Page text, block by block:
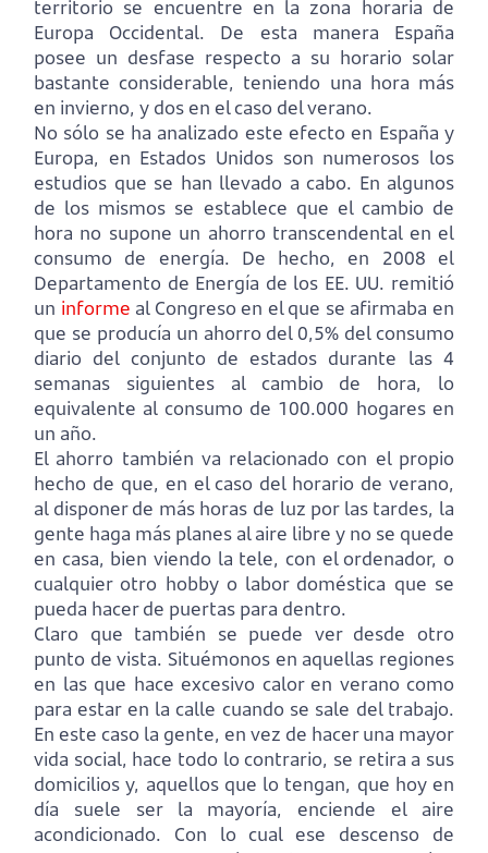
territorio se encuentre en la zona horaria de
Europa Occidental. De esta manera España
posee un desfase respecto a su horario solar
bastante considerable, teniendo una hora más
en invierno, y dos en el caso del verano.
No sólo se ha analizado este efecto en España y
Europa, en Estados Unidos son numerosos los
estudios que se han llevado a cabo. En algunos
de los mismos se establece que el cambio de
hora no supone un ahorro transcendental en el
consumo de energía. De hecho, en 2008 el
Departamento de Energía de los EE. UU. remitió
un informe al Congreso en el que se afirmaba en
que se producía un ahorro del 0,5% del consumo
diario del conjunto de estados durante las 4
semanas siguientes al cambio de hora, lo
equivalente al consumo de 100.000 hogares en
un año.
El ahorro también va relacionado con el propio
hecho de que, en el caso del horario de verano,
al disponer de más horas de luz por las tardes, la
gente haga más planes al aire libre y no se quede
en casa, bien viendo la tele, con el ordenador, o
cualquier otro hobby o labor doméstica que se
pueda hacer de puertas para dentro.
Claro que también se puede ver desde otro
punto de vista. Situémonos en aquellas regiones
en las que hace excesivo calor en verano como
para estar en la calle cuando se sale del trabajo.
En este caso la gente, en vez de hacer una mayor
vida social, hace todo lo contrario, se retira a sus
domicilios y, aquellos que lo tengan, que hoy en
día suele ser la mayoría, enciende el aire
acondicionado. Con lo cual ese descenso de